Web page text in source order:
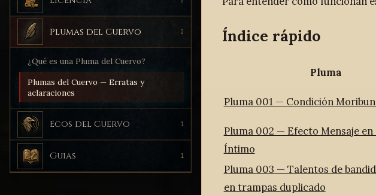
Plumas del Cuervo 2
¿Qué es una Pluma del Cuervo?
Plumas del Cuervo — Erratas y
aclaraciones
Ecos del Cuervo 1
Guias 1
Índice rápido
Pluma
Pluma 001 — Condición
Pluma 002 — Efecto Mensaje en
Íntimo
Pluma 003 — Talentos de
en trampas duplicado